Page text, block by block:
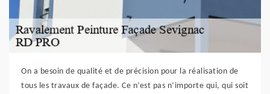
On a besoin de qualité et de précision pour la réalisation de
tous les travaux de façade. Ce n’est pas n’importe qui, qui soit